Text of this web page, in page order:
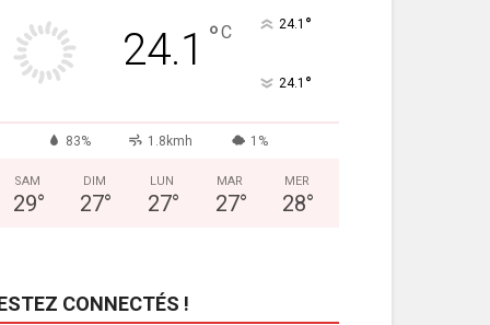
24.1 °C 24.1 °
24.1 °
83% 1.8kmh 1%
SAM
29°
DIM
27°
LUN
27°
MAR
27°
MER
28°
CONNECTÉS !